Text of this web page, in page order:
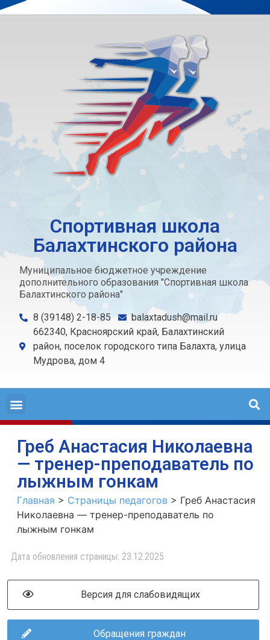
Спортивная школа
Балахтинского района
Муниципальное бюджетное учреждение
дополнительного образования "Спортивная школа
Балахтинского района"
8 (39148) 2-18-85
balaxtadush@mail.ru
662340, Красноярский край, Балахтинский
район, поселок городского типа Балахта, улица
Мудрова, дом 4
Греб Анастасия Николаевна
— тренер-преподаватель по
лыжным гонкам
Главная > Страницы педагогов > Греб Анастасия
Николаевна — тренер-преподаватель по
лыжным гонкам
Дата обновления страницы: 23.12.2025
Версия для слабовидящих
Обращения граждан